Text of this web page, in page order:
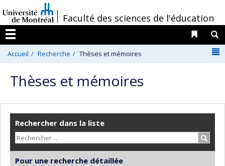
au
contenu
/Faculté des sciences de l'éducation
Menu
Liens
Accueil Recherche Thèses et mémoires
Thèses et mémoires
Rechercher dans la liste
Pour une recherche détaillée